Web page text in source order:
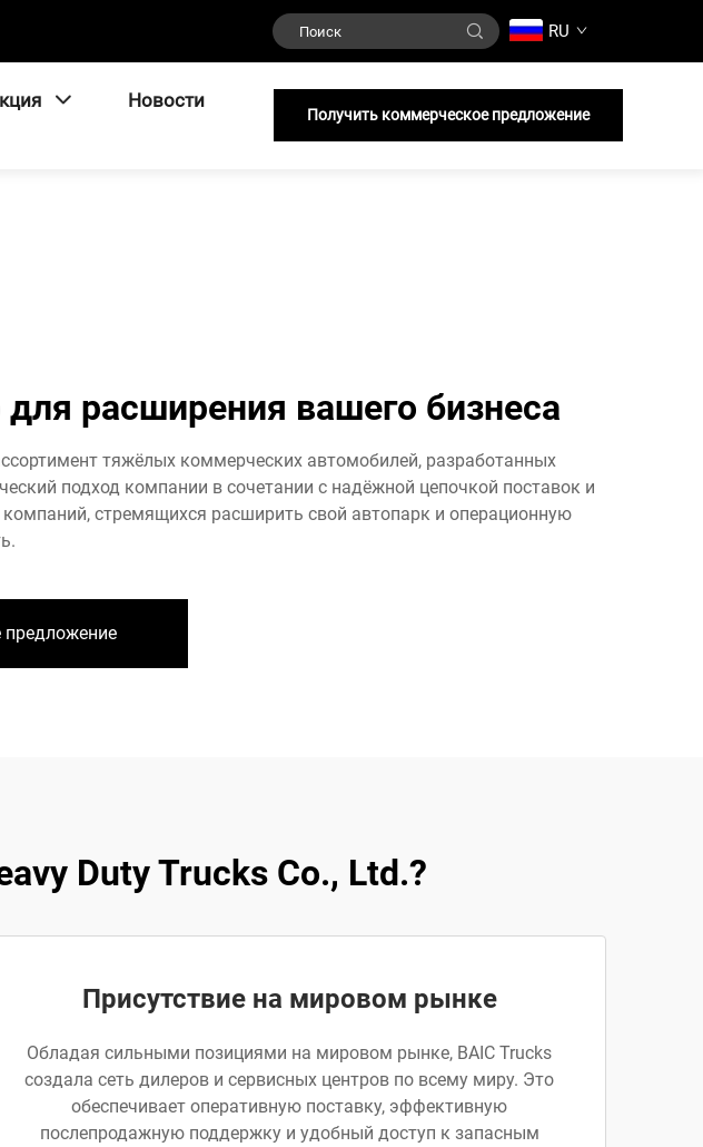
RU
Новости
Получить коммерческое предложение
для расширения вашего бизнеса
тяжёлых коммерческих автомобилей, разработанных
подход компании в сочетании с надёжной цепочкой поставок и
стремящихся расширить свой автопарк и операционную
предложение
Duty Trucks Co., Ltd.?
Присутствие на мировом рынке
Обладая сильными позициями на мировом рынке, BAIC Trucks
создала сеть дилеров и сервисных центров по всему миру. Это
обеспечивает оперативную поставку, эффективную
послепродажную поддержку и удобный доступ к запасным